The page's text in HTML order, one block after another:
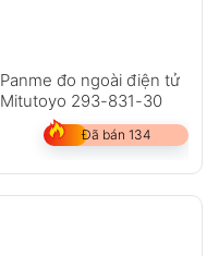
Panme đo ngoài điện tử
Mitutoyo 293-831-30
Đã bán 134